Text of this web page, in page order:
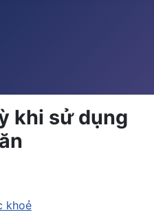
khi sử dụng
khoẻ